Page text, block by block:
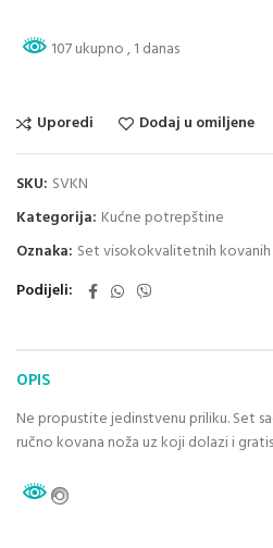
107 ukupno, 1 danas
Uporedi Dodaj u omiljene
SKU: SVKN
Kategorija: Kućne potrepštine
Oznaka: Set visokokvalitetnih
Podijeli
OPIS
Ne propustite jedinstvenu priliku. Set
ručno kovana noža uz koji dolazi i